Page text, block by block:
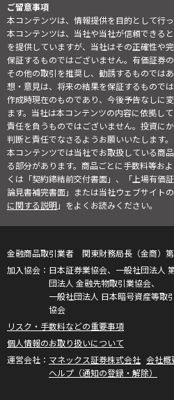
ご留意事項
本コンテンツは、情報提供を目的として行っ
本コンテンツは、当社や当社が信頼できる
を提供していますが、当社はその正確性や
保証するものではございません。有価証券
その他の取引を推奨し、勧誘するものでは
想・意見は、将来の結果を保証するもので
作成時現在のものであり、今後予告なしに
ます。当社は本コンテンツの内容に依拠し
責任を負うものではございません。投資に
判断と責任でなさるようお願いいたします。
本コンテンツでは当社でお取扱している商
る部分があります。商品ごとに手数料等お
くは「契約締結前交付書面」、「上場有価
論見書補完書面」または当社ウェブサイト
に関する説明」をよくお読みください。
金融商品取引業者 関東財務局長（金商）
日本証券業協会、一般社団法人
団法人 金融先物取引業協会、
一般社団法人 日本暗号資産等取
協会
リスク・手数料などの重要事項
個人情報のお取り扱いについて
マネックス証券株式会社 会社概
ヘルプ（通知の登録・解除）